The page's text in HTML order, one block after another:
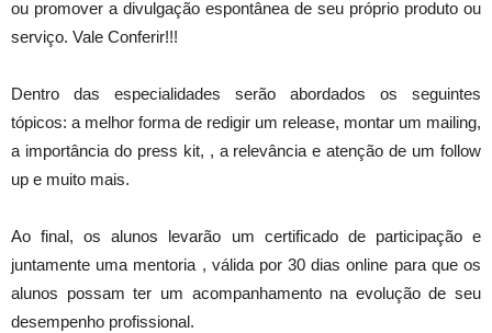
ou promover a divulgação espontânea de seu próprio produto ou
serviço. Vale Conferir!!!
Dentro das especialidades serão abordados os seguintes
tópicos: a melhor forma de redigir um release, montar um mailing,
a importância do press kit, , a relevância e atenção de um follow
up e muito mais.
Ao final, os alunos levarão um certificado de participação e
juntamente uma mentoria , válida por 30 dias online para que os
alunos possam ter um acompanhamento na evolução de seu
desempenho profissional.